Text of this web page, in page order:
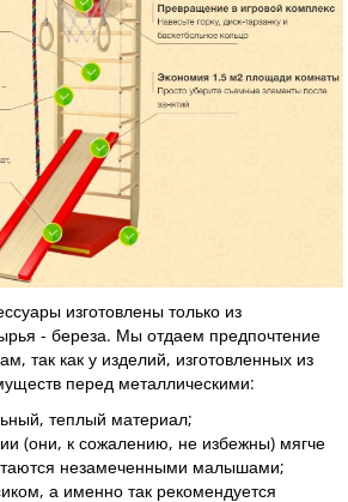
изготовлены только из
- береза. Мы отдаем предпочтение
так как у изделий, изготовленных из
перед металлическими:
теплый материал;
(они, к сожалению, не избежны) мягче
незамеченными малышами;
а именно так рекомендуется